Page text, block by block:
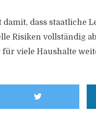
dass staatliche
Risiken vollständig
viele Haushalte